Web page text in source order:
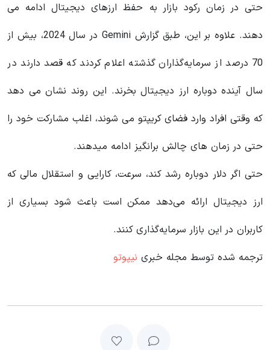
حتی در زمان رکود بازار به حفظ ارزهای دیجیتال ادامه می
دهند. علاوه بر این، طبق گزارش Gemini در سال 2024، بیش از
70 درصد از سرمایه‌گذاران گذشته اعلام کردند که قصد دارند در
سال آینده دوباره ارز دیجیتال بخرند. این روند نشان می دهد
که وقتی افراد وارد فضای کریپتو می شوند، اغلب مشارکت خود را
حتی در زمان های چالش برانگیز ادامه میدهند.
حتی اگر دلار دوباره رشد کند، سرعت، کارایی و استقلال مالی که
ارز دیجیتال ارائه می‌دهد ممکن است باعث شود بسیاری از
کاربران در این بازار سرمایه‌گذاری کنند.
ترجمه شده توسط مجله خبری نیپوتو